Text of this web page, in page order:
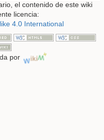
el contenido de este wiki
licencia:
4.0 International
por